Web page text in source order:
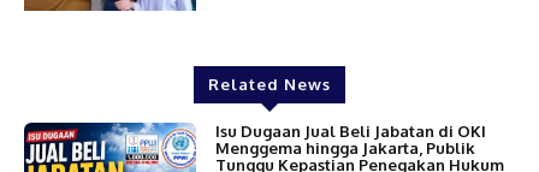
Related News
Isu Dugaan Jual Beli Jabatan di OKI
Menggema hingga Jakarta, Publik
Tunggu Kepastian Penegakan Hukum